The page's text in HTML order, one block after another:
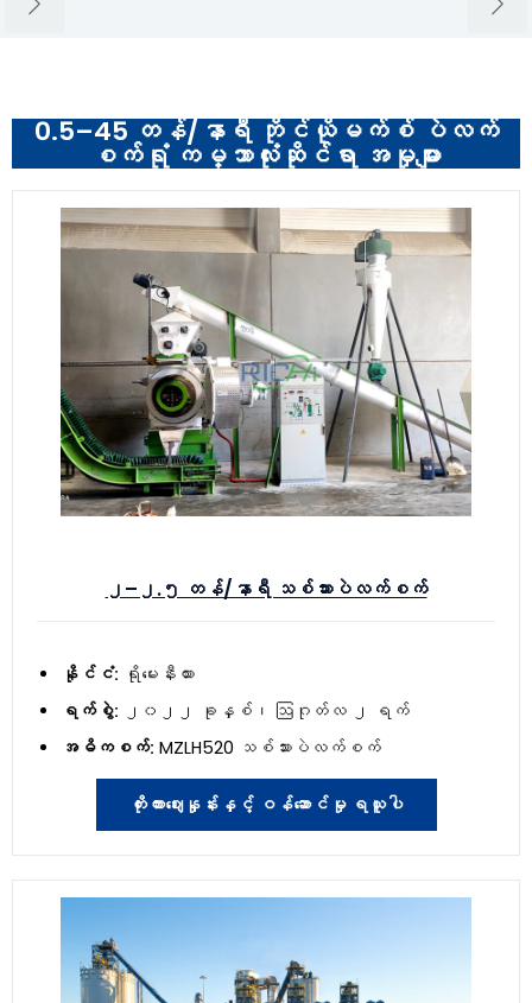
0.5–45 တန်/နာရီ ဘိုင်ယိုမက်စ် ပဲလက်
စက်ရုံ ကမ္ဘာလုံးဆိုင်ရာ အမှုများ
၂–၂.၅ တန်/နာရီ သစ်သားပဲလက်စက်
နိုင်ငံ: ရိုမေးနီးယား
ရက်စွဲ: ၂၀၂၂ ခုနှစ်၊ ဩဂုတ်လ ၂ ရက်
အဓိကစက်: MZLH520 သစ်သားပဲလက်စက်
ကိုးကားဈေးနှုန်းနှင့် ဝန်ဆောင်မှု ရယူပါ